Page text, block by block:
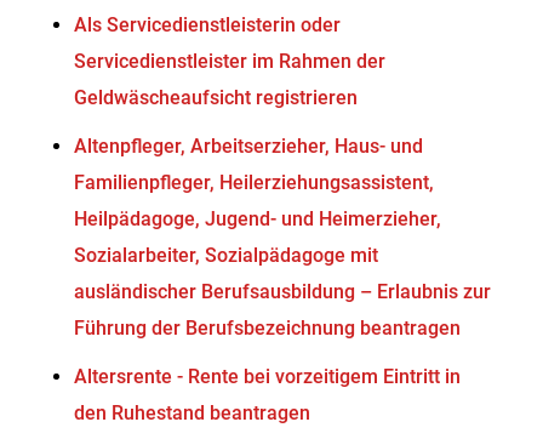
Als Servicedienstleisterin oder
Servicedienstleister im Rahmen der
Geldwäscheaufsicht registrieren
Altenpfleger, Arbeitserzieher, Haus- und
Familienpfleger, Heilerziehungsassistent,
Heilpädagoge, Jugend- und Heimerzieher,
Sozialarbeiter, Sozialpädagoge mit
ausländischer Berufsausbildung – Erlaubnis zur
Führung der Berufsbezeichnung beantragen
Altersrente - Rente bei vorzeitigem Eintritt in
den Ruhestand beantragen